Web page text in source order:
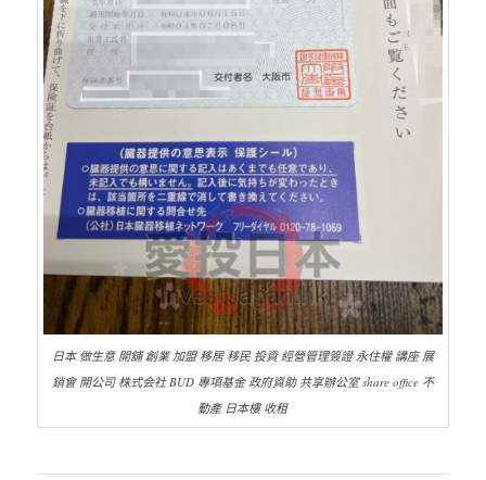
日本 做生意 開舖 創業 加盟 移居 移民 投資 經營管理簽證 永住權 講座 展
銷會 開公司 株式会社 BUD 專項基金 政府資助 共享辦公室 share office 不
動產 日本樓 收租